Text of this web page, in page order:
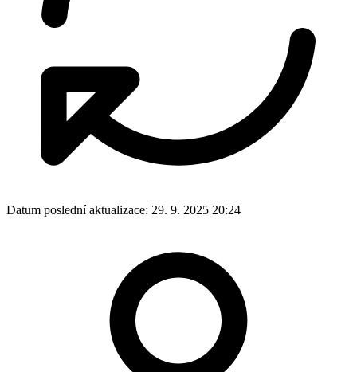
Datum poslední aktualizace: 29. 9. 2025 20:24